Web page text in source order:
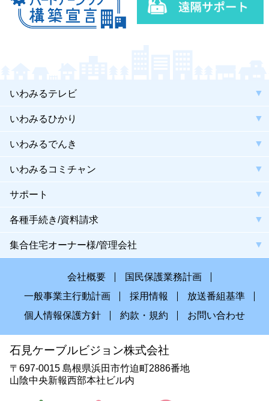
いわみるテレビ
いわみるひかり
いわみるでんき
いわみるコミチャン
サポート
各種手続き/資料請求
集合住宅オーナー様/管理会社
会社概要
国民保護業務計画
一般事業主行動計画
採用情報
放送番組基準
個人情報保護方針
約款・規約 お問い合わせ
石見ケーブルビジョン株式会社
〒697-0015 島根県浜田市竹迫町2886番地
山陰中央新報西部本社ビル内